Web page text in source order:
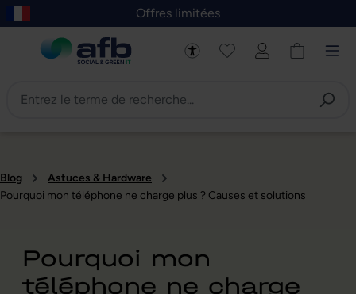
au contenu principal
Skip to B2B platform navigation
Offres limitées
Blog
Astuces & Hardware
Pourquoi mon téléphone ne charge plus ? Causes et solutions
Pourquoi mon
téléphone ne charge